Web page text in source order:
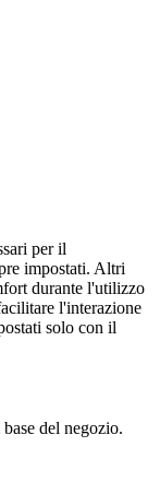
per il
impostati. Altri
durante l'utilizzo
l'interazione
solo con il
del negozio.